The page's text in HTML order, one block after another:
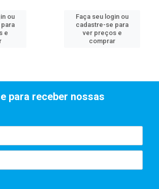
ou
e
Faça seu login ou
cadastre-se para
ver preços e
comprar
para receber nossas